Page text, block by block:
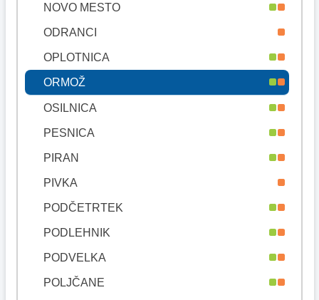
NOVO MESTO
ODRANCI
OPLOTNICA
ORMOŽ
OSILNICA
PESNICA
PIRAN
PIVKA
PODČETRTEK
PODLEHNIK
PODVELKA
POLJČANE